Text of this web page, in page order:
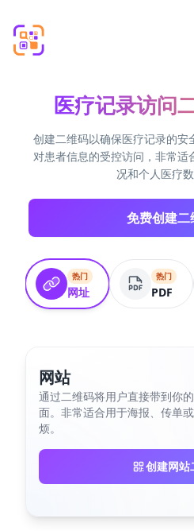
医疗记录访问
创建二维码以确保医疗记录的安
对患者信息的受控访问，非常适
况和个人医疗数
免费创建二
热门
网址
热门
PDF
网站
通过二维码将用户直接带到你
面。非常适合用于海报、传单
烦。
创建网站